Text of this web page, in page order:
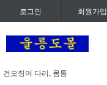
로그인 회원가입
건오징어 다리, 몸통